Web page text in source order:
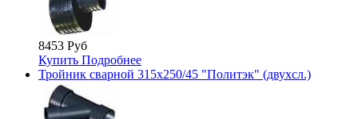
8453 Руб
Купить Подробнее
Тройник сварной 315х250/45 "Политэк" (двухсл.)